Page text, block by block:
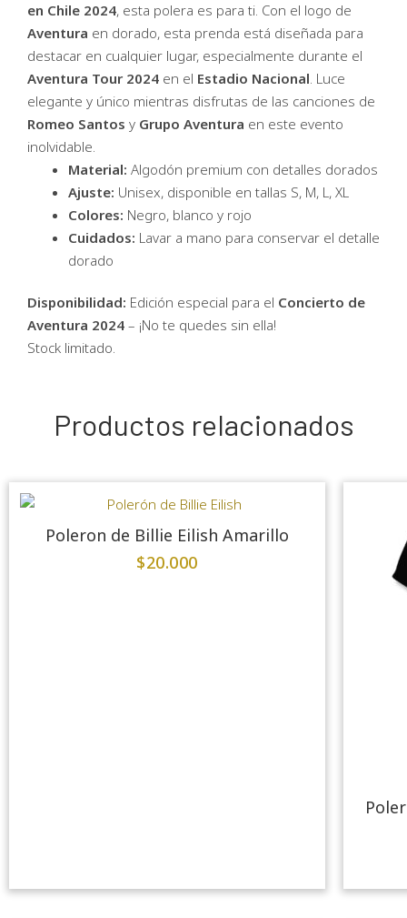
en Chile 2024, esta polera es para ti. Con el logo de
Aventura en dorado, esta prenda está diseñada para
destacar en cualquier lugar, especialmente durante el
Aventura Tour 2024 en el Estadio Nacional. Luce
elegante y único mientras disfrutas de las canciones de
Romeo Santos y Grupo Aventura en este evento
inolvidable.
Material: Algodón premium con detalles dorados
Ajuste: Unisex, disponible en tallas S, M, L, XL
Colores: Negro, blanco y rojo
Cuidados: Lavar a mano para conservar el detalle
dorado
Disponibilidad: Edición especial para el Concierto de
Aventura 2024 – ¡No te quedes sin ella!
Stock limitado.
Productos relacionados
Poleron de Billie Eilish Amarillo
$20.000